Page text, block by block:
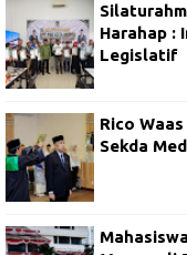
Harahap :
Legislatif
Rico
Sekda